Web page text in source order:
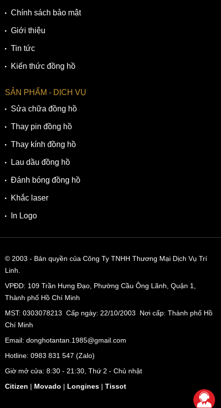
Chính sách bảo mật
Giới thiệu
Tin tức
Kiến thức đồng hồ
SẢN PHẨM - DỊCH VỤ
Sửa chữa đồng hồ
Thay pin đồng hồ
Thay kính đồng hồ
Lau dầu đồng hồ
Đánh bóng đồng hồ
Khắc laser
In Logo
© 2003 - Bản quyền của Công Ty TNHH Thương Mại Dịch Vụ Trí
Linh.
VPĐD: 109 Trần Hưng Đạo, Phường Cầu Ông Lãnh, Quận 1,
Thành phố Hồ Chí Minh
MST: 0303078213 Cấp ngày: 22/10/2003 Nơi cấp: Thành phố Hồ
Chí Minh
Email: donghotantan.1985@gmail.com
Hotline: 0983 831 547 (Zalo)
Giờ mở cửa: 8:30 - 21:30, Thứ 2 - Chủ nhật
Citizen | Movado | Longines | Tissot